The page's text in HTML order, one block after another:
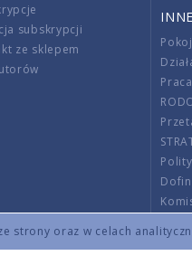
strony oraz w celach
subskrypcji
ze sklepem
INNE